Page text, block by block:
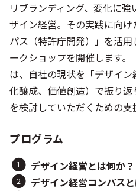
リブランディング、変化に
ザイン経営。その実践に向
パス（特許庁開発）」を活
ークショップを開催します。
は、⾃社の現状を「デザイ
化醸成、価値創造）で振り
を検討していただくための⽀
プログラム
デザイン経営とは何か？
デザイン経営コンパス